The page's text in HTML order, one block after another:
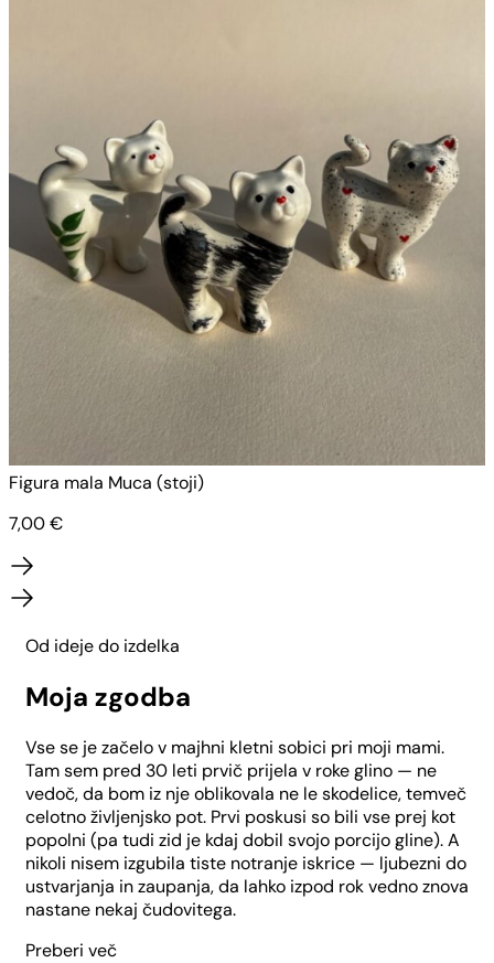
Figura mala Muca (stoji)
7,00€
Od ideje do izdelka
Moja zgodba
Vse se je začelo v majhni kletni sobici pri moji mami.
Tam sem pred 30 leti prvič prijela v roke glino — ne
vedoč, da bom iz nje oblikovala ne le skodelice, temveč
celotno življenjsko pot. Prvi poskusi so bili vse prej kot
popolni (pa tudi zid je kdaj dobil svojo porcijo gline). A
nikoli nisem izgubila tiste notranje iskrice — ljubezni do
ustvarjanja in zaupanja, da lahko izpod rok vedno znova
nastane nekaj čudovitega.
Preberi več